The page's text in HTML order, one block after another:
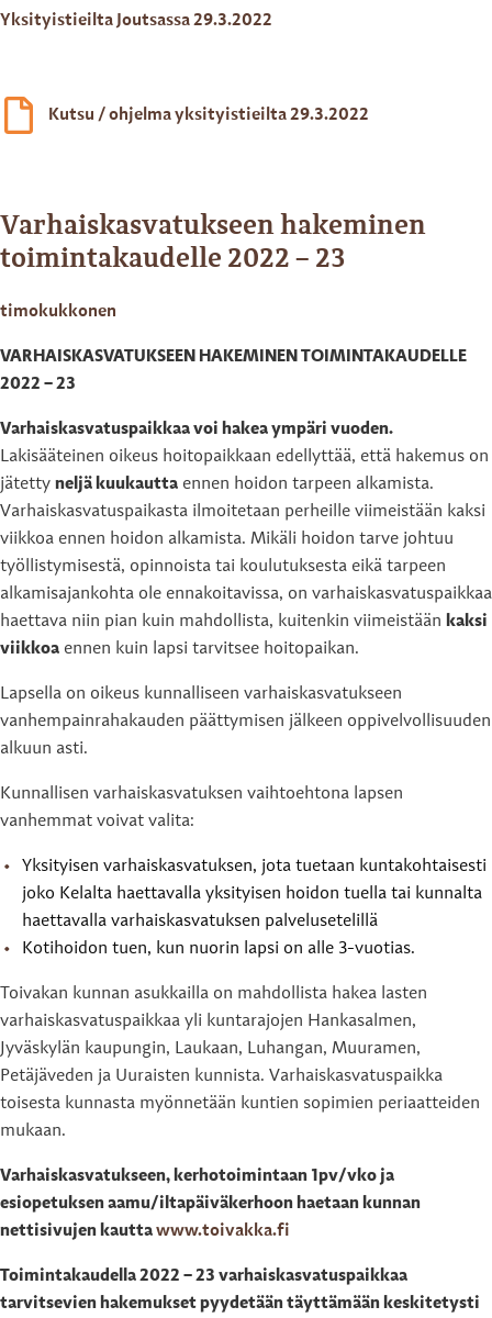
Yksityistieilta Joutsassa 29.3.2022
Kutsu / ohjelma yksityistieilta 29.3.2022
Varhaiskasvatukseen hakeminen
toimintakaudelle 2022 – 23
timokukkonen
VARHAISKASVATUKSEEN HAKEMINEN TOIMINTAKAUDELLE
2022 – 23
Varhaiskasvatuspaikkaa voi hakea ympäri vuoden.
Lakisääteinen oikeus hoitopaikkaan edellyttää, että hakemus on
jätetty neljä kuukautta ennen hoidon tarpeen alkamista.
Varhaiskasvatuspaikasta ilmoitetaan perheille viimeistään kaksi
viikkoa ennen hoidon alkamista. Mikäli hoidon tarve johtuu
työllistymisestä, opinnoista tai koulutuksesta eikä tarpeen
alkamisajankohta ole ennakoitavissa, on varhaiskasvatuspaikkaa
haettava niin pian kuin mahdollista, kuitenkin viimeistään kaksi
viikkoa ennen kuin lapsi tarvitsee hoitopaikan.
Lapsella on oikeus kunnalliseen varhaiskasvatukseen
vanhempainrahakauden päättymisen jälkeen oppivelvollisuuden
alkuun asti.
Kunnallisen varhaiskasvatuksen vaihtoehtona lapsen
vanhemmat voivat valita:
Yksityisen varhaiskasvatuksen, jota tuetaan kuntakohtaisesti
joko Kelalta haettavalla yksityisen hoidon tuella tai kunnalta
haettavalla varhaiskasvatuksen palvelusetelillä
Kotihoidon tuen, kun nuorin lapsi on alle 3-vuotias.
Toivakan kunnan asukkailla on mahdollista hakea lasten
varhaiskasvatuspaikkaa yli kuntarajojen Hankasalmen,
Jyväskylän kaupungin, Laukaan, Luhangan, Muuramen,
Petäjäveden ja Uuraisten kunnista. Varhaiskasvatuspaikka
toisesta kunnasta myönnetään kuntien sopimien periaatteiden
mukaan.
Varhaiskasvatukseen, kerhotoimintaan 1pv/vko ja
esiopetuksen aamu/iltapäiväkerhoon haetaan kunnan
nettisivujen kauttawww.toivakka.fi
Toimintakaudella 2022 – 23 varhaiskasvatuspaikkaa
tarvitsevien hakemukset pyydetään täyttämään keskitetysti